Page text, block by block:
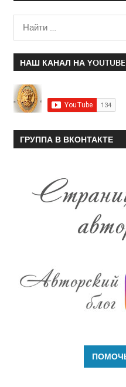
НАШ КАНАЛ НА YOUTUBE
ГРУППА В ВКОНТАКТЕ